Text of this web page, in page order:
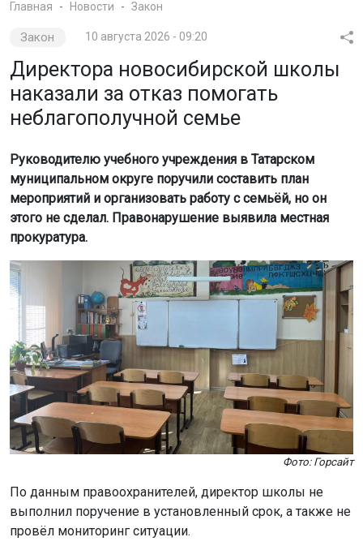
Главная Новости Закон
Закон 10 августа 2026 - 09:20
Директора новосибирской школы
наказали за отказ помогать
неблагополучной семье
Руководителю учебного учреждения в Татарском
муниципальном округе поручили составить план
мероприятий и организовать работу с семьёй, но он
этого не сделал. Правонарушение выявила местная
прокуратура.
Фото: Горсайт
По данным правоохранителей, директор школы не
выполнил поручение в установленный срок, а также не
провёл мониторинг ситуации.